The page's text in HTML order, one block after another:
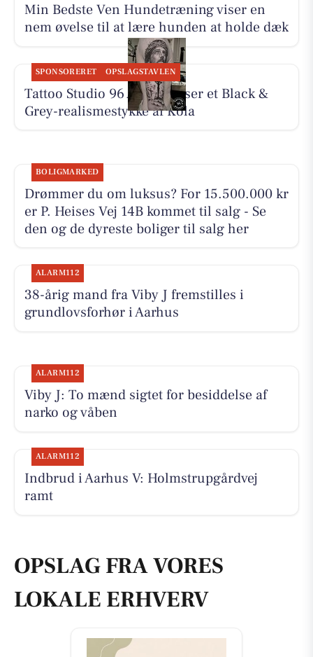
Min Bedste Ven Hundetræning viser en
nem øvelse til at lære hunden at holde dæk
SPONSORERET OPSLAGSTAVLEN
Tattoo Studio 96 Aarhus viser et Black &
Grey-realismestykke af Kola
BOLIGMARKED
Drømmer du om luksus? For 15.500.000 kr
er P. Heises Vej 14B kommet til salg - Se
den og de dyreste boliger til salg her
ALARM112
38-årig mand fra Viby J fremstilles i
grundlovsforhør i Aarhus
ALARM112
Viby J: To mænd sigtet for besiddelse af
narko og våben
ALARM112
Indbrud i Aarhus V: Holmstrupgårdvej
ramt
OPSLAG FRA VORES
LOKALE ERHVERV